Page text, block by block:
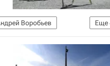
Еще
Воробьев